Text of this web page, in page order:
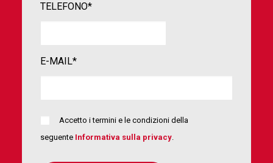
TELEFONO*
E-MAIL*
Accetto i termini e le condizioni della
seguente Informativa sulla privacy.